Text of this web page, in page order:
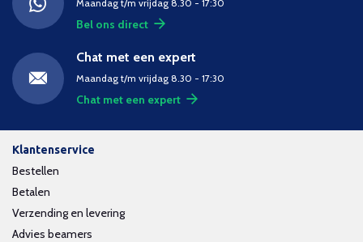
Maandag t/m vrijdag 8.30 - 17:30
Bel ons direct
Chat met een expert
Maandag t/m vrijdag 8.30 - 17:30
Chat met een expert
Klantenservice
Bestellen
Betalen
Verzending en levering
Advies beamers